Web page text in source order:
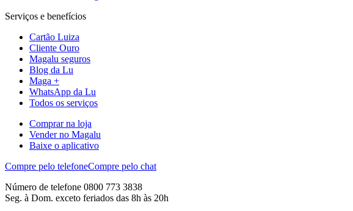
Serviços e benefícios
Cartão Luiza
Cliente Ouro
Magalu seguros
Blog da Lu
Maga +
WhatsApp da Lu
Todos os serviços
Comprar na loja
Vender no Magalu
Baixe o aplicativo
Compre pelo telefoneCompre pelo chat
Número de telefone 0800 773 3838
Seg. à Dom. exceto feriados das 8h às 20h